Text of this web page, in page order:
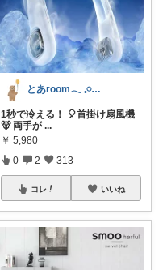
とあroom𓂃 𓈒𓏸心地よい衣食住
1秒で冷える！ 🎈首掛け扇風機
🐻 両手が ...
￥ 5,980
0 2 313
コレ いいね